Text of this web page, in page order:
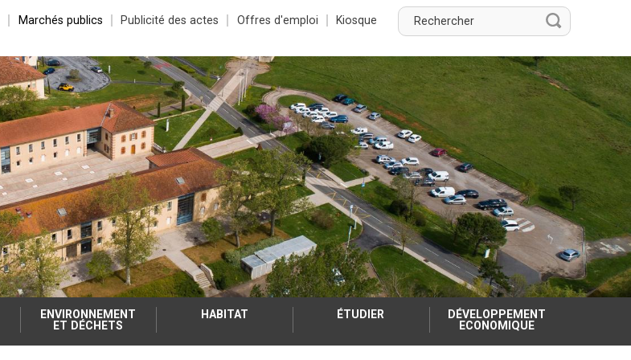
Marchés publics Publicité des actes Offres d'emploi Kiosque Rechercher
Rechercher
ENVIRONNEMENT
ET DÉCHETS
HABITAT ÉTUDIER
DÉVELOPPEMENT
ECONOMIQUE